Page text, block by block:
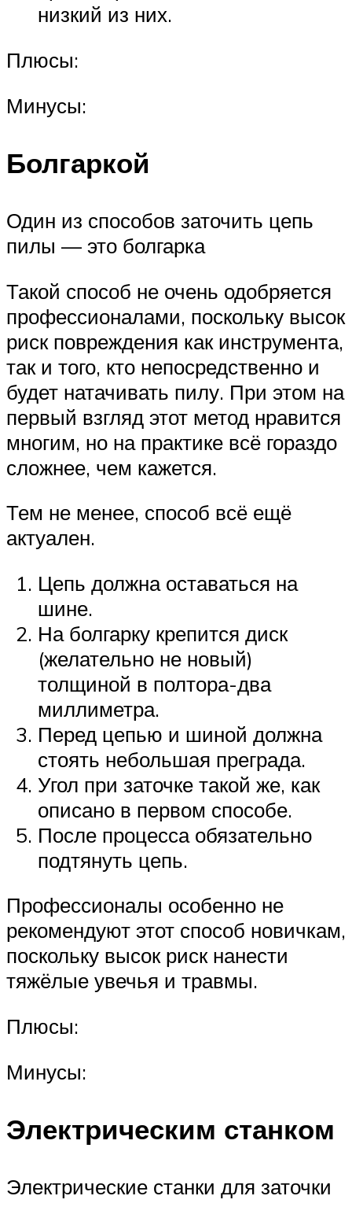
низкий из них.
Плюсы:
Минусы:
Болгаркой
Один из способов заточить цепь
пилы — это болгарка
Такой способ не очень одобряется
профессионалами, поскольку высок
риск повреждения как инструмента,
так и того, кто непосредственно и
будет натачивать пилу. При этом на
первый взгляд этот метод нравится
многим, но на практике всё гораздо
сложнее, чем кажется.
Тем не менее, способ всё ещё
актуален.
Цепь должна оставаться на
шине.
На болгарку крепится диск
(желательно не новый)
толщиной в полтора-два
миллиметра.
Перед цепью и шиной должна
стоять небольшая преграда.
Угол при заточке такой же, как
описано в первом способе.
После процесса обязательно
подтянуть цепь.
Профессионалы особенно не
рекомендуют этот способ новичкам,
поскольку высок риск нанести
тяжёлые увечья и травмы.
Плюсы:
Минусы:
Электрическим станком
Электрические станки для заточки